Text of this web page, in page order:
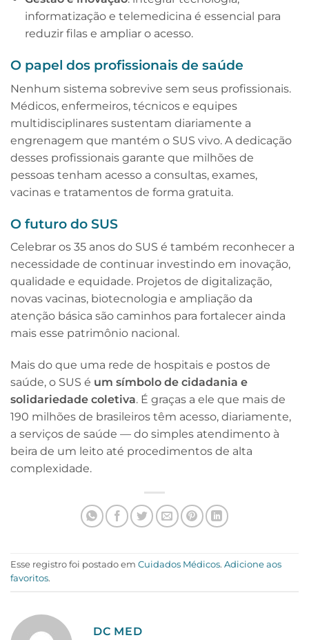
informatização e telemedicina é essencial para
reduzir filas e ampliar o acesso.
O papel dos profissionais de saúde
Nenhum sistema sobrevive sem seus profissionais.
Médicos, enfermeiros, técnicos e equipes
multidisciplinares sustentam diariamente a
engrenagem que mantém o SUS vivo. A dedicação
desses profissionais garante que milhões de
pessoas tenham acesso a consultas, exames,
vacinas e tratamentos de forma gratuita.
O futuro do SUS
Celebrar os 35 anos do SUS é também reconhecer a
necessidade de continuar investindo em inovação,
qualidade e equidade. Projetos de digitalização,
novas vacinas, biotecnologia e ampliação da
atenção básica são caminhos para fortalecer ainda
mais esse patrimônio nacional.
Mais do que uma rede de hospitais e postos de
saúde, o SUS é um símbolo de cidadania e
solidariedade coletiva. É graças a ele que mais de
190 milhões de brasileiros têm acesso, diariamente,
a serviços de saúde — do simples atendimento à
beira de um leito até procedimentos de alta
complexidade.
Esse registro foi postado em Cuidados Médicos. Adicione aos
favoritos.
DC MED